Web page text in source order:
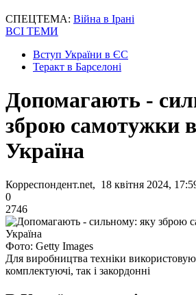
СПЕЦТЕМА: Війна в Ірані
ВСІ ТЕМИ
Вступ України в ЄС
Теракт в Барселоні
Допомагають -
зброю самотужки
Україна
Корреспондент.net, 18 квітня 2024,
0
2746
Фото: Getty Images
Для виробництва техніки
комплектуючі, так і закордонні